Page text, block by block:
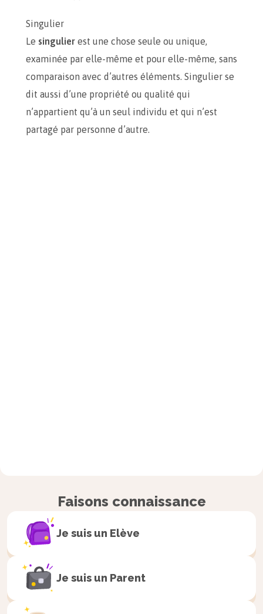
Singulier
Le singulier est une chose seule ou unique,
examinée par elle-même et pour elle-même, sans
comparaison avec d’autres éléments. Singulier se
dit aussi d’une propriété ou qualité qui
n’appartient qu’à un seul individu et qui n’est
partagé par personne d’autre.
Faisons connaissance
Je suis un Elève
Je suis un Parent